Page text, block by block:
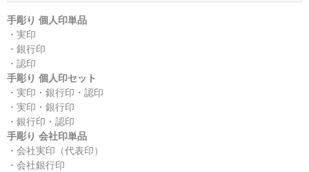
手彫り 個人印単品
・実印
・銀行印
・認印
手彫り 個人印セット
・実印・銀行印・認印
・実印・銀行印
・銀行印・認印
手彫り 会社印単品
・会社実印（代表印）
・会社銀行印